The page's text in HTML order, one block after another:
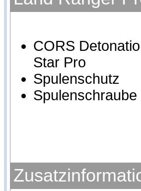
CORS
Star Pro
Spulenschutz
Spulenschraube